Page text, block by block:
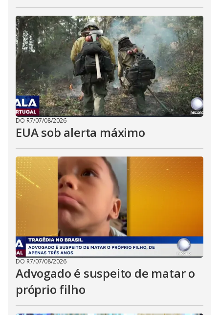
DO R7/07/08/2026
EUA sob alerta máximo
DO R7/07/08/2026
Advogado é suspeito de matar o
próprio filho